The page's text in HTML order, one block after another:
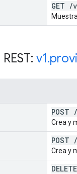
GET /
v1.
POST /
Crea y
POST /
Crea y
DELETE